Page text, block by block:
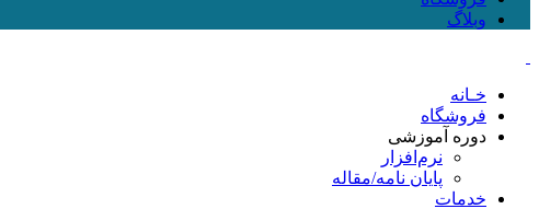
وبلاگ
خـانه
فروشگاه
دوره آموزشی
نرم‌افزار
پایان نامه/مقاله
خدمات